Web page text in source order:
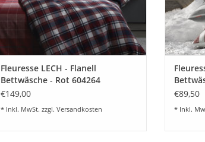
Fleuresse LECH - Flanell
Bettwäsche - Rot 604264
€149,00
* Inkl. MwSt. zzgl. Versandkosten
€89,50
* Inkl.